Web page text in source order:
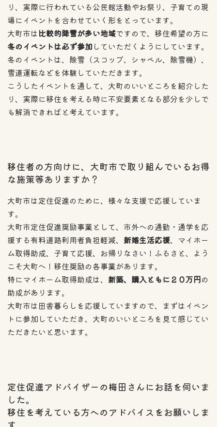
り、実際に行われている公民館活動やお祭り、子育ての現
場にイベントを合わせていく形をとっています。
大町市は比較的降雪が多い地域ですので、移住希望の方に
冬のイベントは必ず参加 していただくようにしています。
冬のイベントは、除雪（スコップ、シャベル、除雪機）、
雪道運転などを体験していただきます。
こうしたイベントを通して、大町のいいところを紹介した
り、実際に移住を考える時に不安要素となる部分を少しで
も解消できればと考えています。
移住者の方向けに、大町市で取り組んでいるお得
な施策等ありますか？
大町市は定住促進のために、様々な支援で応援していま
す。
大町市定住促進奨励事業として、市外への通勤・通学を応
援する有料道路利用者負担軽減、 新婚生活応援、マイホー
ム取得助成、子育て応援、お帰りなさい！ふるさと、よう
こそ大町へ！移住奨励の各事業があります。
特にマイホーム取得助成は、 新築、購入ともに２０万円の
助成があります。
大町市は田舎暮らしを応援していますので、まずはイベン
トに参加していただき、大町のいいところを見て感じてい
ただきたいと思います。
定住促進アドバイザーの梅田さんにお話を伺いま
した。
移住を考えている方へのアドバイスをお願いしま
す。